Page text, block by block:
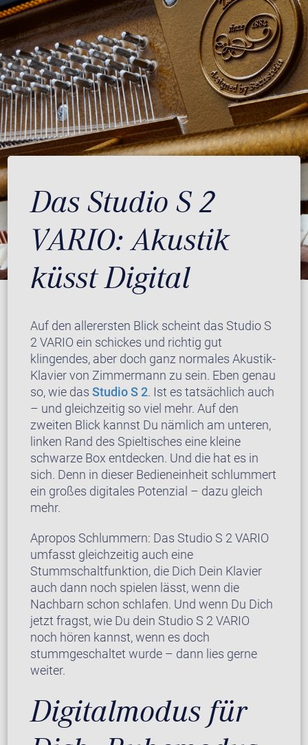
Das Studio S 2
VARIO: Akustik
küsst Digital
Auf den allerersten Blick scheint das Studio S
2 VARIO ein schickes und richtig gut
klingendes, aber doch ganz normales Akustik-
Klavier von Zimmermann zu sein. Eben genau
so, wie dasStudio S 2. Ist es tatsächlich auch
– und gleichzeitig so viel mehr. Auf den
zweiten Blick kannst Du nämlich am unteren,
linken Rand des Spieltisches eine kleine
schwarze Box entdecken. Und die hat es in
sich. Denn in dieser Bedieneinheit schlummert
ein großes digitales Potenzial – dazu gleich
mehr.
Apropos Schlummern: Das Studio S 2 VARIO
umfasst gleichzeitig auch eine
Stummschaltfunktion, die Dich Dein Klavier
auch dann noch spielen lässt, wenn die
Nachbarn schon schlafen. Und wenn Du Dich
jetzt fragst, wie Du dein Studio S 2 VARIO
noch hören kannst, wenn es doch
stummgeschaltet wurde – dann lies gerne
weiter.
Digitalmodus für